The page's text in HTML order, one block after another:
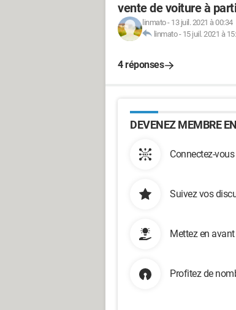
vente de voiture à
linmato- 13 juil. 2021 à 00:34
linmato- 15 juil. 2021 à
4 réponses
DEVENEZ MEMBRE
Connectez-
Suivez vos
Mettez en
Profitez de